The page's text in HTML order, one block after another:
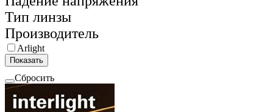
Тип линзы
Производитель
Arlight
Показать
Сбросить